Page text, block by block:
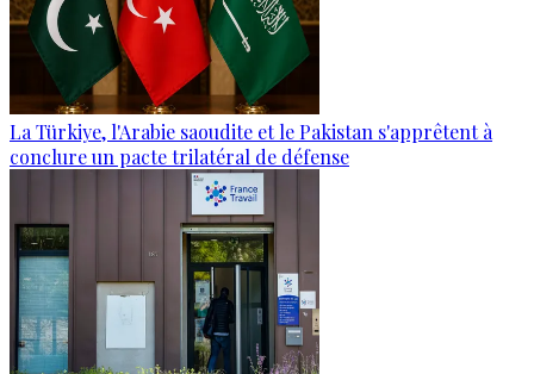
La Türkiye, l'Arabie saoudite et le Pakistan s'apprêtent à
conclure un pacte trilatéral de défense